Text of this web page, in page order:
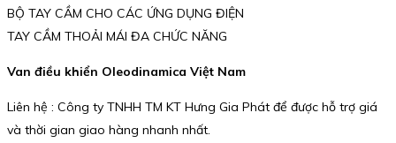
BỘ TAY CẦM CHO CÁC ỨNG DỤNG ĐIỆN
TAY CẦM THOẢI MÁI ĐA CHỨC NĂNG
Van điều khiển Oleodinamica Việt Nam
Liên hệ : Công ty TNHH TM KT Hưng Gia Phát để được hỗ trợ giá
và thời gian giao hàng nhanh nhất.